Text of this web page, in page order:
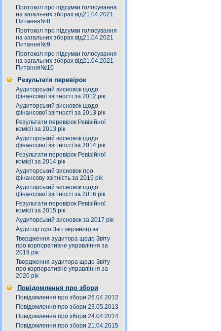
Протокол про підсумки голосування
на загальних зборах від21.04.2021
Питання№8
Протокол про підсумки голосування
на загальних зборах від21.04.2021
Питання№9
Протокол про підсумки голосування
на загальних зборах від21.04.2021
Питання№10
Результати перевірок
Аудиторський висновок щодо
фінансової звітності за 2012 рік
Аудиторський висновок щодо
фінансової звітності за 2013 рік
Результати перевірок Ревізійної
комісії за 2013 рік
Аудиторський висновок щодо
фінансової звітності за 2014 рік
Результати перевірок Ревізійної
комісії за 2014 рік
Аудиторський висновок про
фінансову звітність за 2015 рік
Аудиторський висновок щодо
фінансової звітності за 2016 рік
Результати перевірок Ревізійної
комісії за 2015 рік
Аудиторський висновок за 2017 рік
Аудитор про Звіт керівництва
Твердження аудитора щодо Звіту
про корпоративне управління за
2019 рік
Твердження аудитора щодо Звіту
про корпоративне управління за
2020 рік
Повідомлення про збори
Повідомлення про збори 26.04.2012
Повідомлення про збори 23.05.2013
Повідомлення про збори 24.04.2014
Повідомлення про збори 21.04.2015